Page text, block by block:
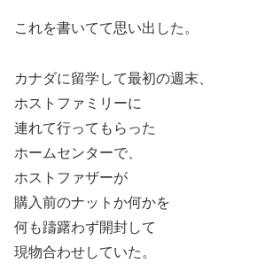
これを書いてて思い出した。
カナダに留学して最初の週末、
ホストファミリーに
連れて行ってもらった
ホームセンターで、
ホストファザーが
購入前のナットか何かを
何も躊躇わず開封して
現物合わせしていた。